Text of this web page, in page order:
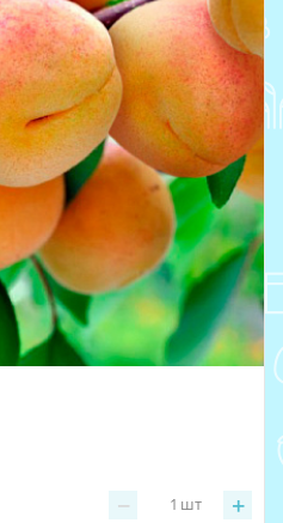
− +
1 шт